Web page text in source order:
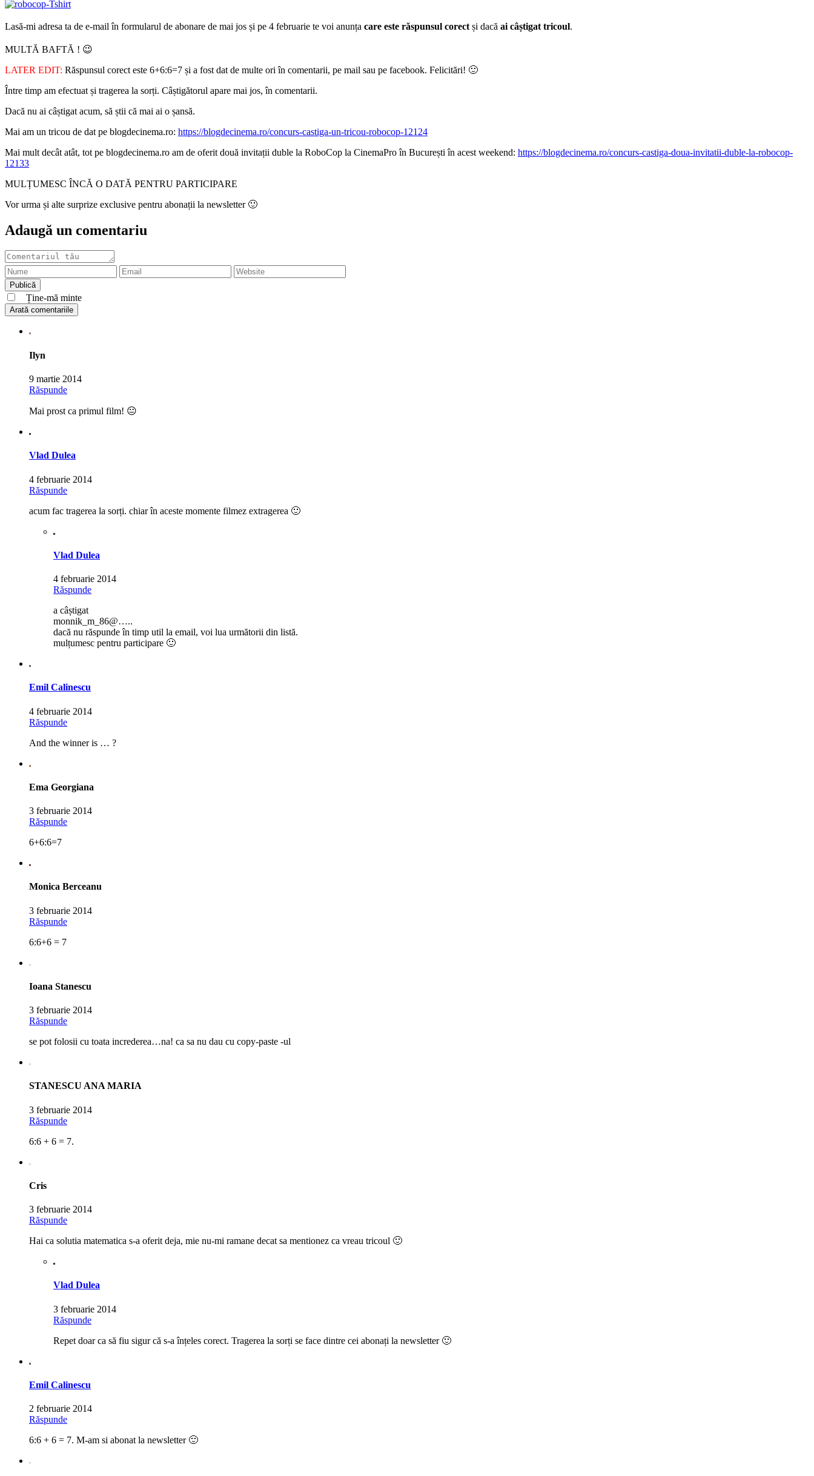
Lasă-mi adresa ta de e-mail în formularul de abonare de mai jos și pe 4 februarie te voi anunța care este răspunsul corect și dacă ai câștigat tricoul.
MULTĂ BAFTĂ ! 😉
LATER EDIT: Răspunsul corect este 6+6:6=7 și a fost dat de multe ori în comentarii, pe mail sau pe facebook. Felicitări! 🙂
Între timp am efectuat și tragerea la sorți. Câștigătorul apare mai jos, în comentarii.
Dacă nu ai câștigat acum, să știi că mai ai o șansă.
Mai am un tricou de dat pe blogdecinema.ro: https://blogdecinema.ro/concurs-castiga-un-tricou-robocop-12124
Mai mult decât atât, tot pe blogdecinema.ro am de oferit două invitații duble la RoboCop la CinemaPro în București în acest weekend: https://blogdecinema.ro/concurs-castiga-doua-invitatii-duble-la-robocop-
12133
MULȚUMESC ÎNCĂ O DATĂ PENTRU PARTICIPARE
Vor urma și alte surprize exclusive pentru abonații la newsletter 🙂
Adaugă un comentariu
Ține-mă minte
Arată comentariile
Ilyn
9 martie 2014
Răspunde
Mai prost ca primul film! 😐
Vlad Dulea
4 februarie 2014
Răspunde
acum fac tragerea la sorți. chiar în aceste momente filmez extragerea 🙂
Vlad Dulea
4 februarie 2014
Răspunde
a câștigat
monnik_m_86@…..
dacă nu răspunde în timp util la email, voi lua următorii din listă.
mulțumesc pentru participare 🙂
Emil Calinescu
4 februarie 2014
Răspunde
And the winner is … ?
Ema Georgiana
3 februarie 2014
Răspunde
6+6:6=7
Monica Berceanu
3 februarie 2014
Răspunde
6:6+6 = 7
Ioana Stanescu
3 februarie 2014
Răspunde
se pot folosii cu toata increderea…na! ca sa nu dau cu copy-paste -ul
STANESCU ANA MARIA
3 februarie 2014
Răspunde
6:6 + 6 = 7.
Cris
3 februarie 2014
Răspunde
Hai ca solutia matematica s-a oferit deja, mie nu-mi ramane decat sa mentionez ca vreau tricoul 🙂
Vlad Dulea
3 februarie 2014
Răspunde
Repet doar ca să fiu sigur că s-a înțeles corect. Tragerea la sorți se face dintre cei abonați la newsletter 🙂
Emil Calinescu
2 februarie 2014
Răspunde
6:6 + 6 = 7. M-am si abonat la newsletter 🙂